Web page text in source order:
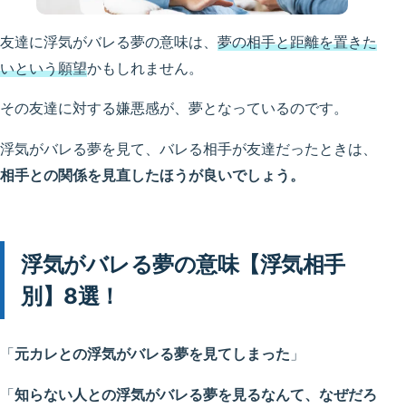
友達に浮気がバレる夢の意味は、 夢の相手と距離を置きた
いという願望かもしれません。
その友達に対する嫌悪感が、夢となっているのです。
浮気がバレる夢を見て、バレる相手が友達だったときは、
相手との関係を見直したほうが良いでしょう。
浮気がバレる夢の意味【浮気相手
別】8選！
「 元カレとの浮気がバレる夢を見てしまった 」
「知らない人との浮気がバレる夢を見るなんて、なぜだろ